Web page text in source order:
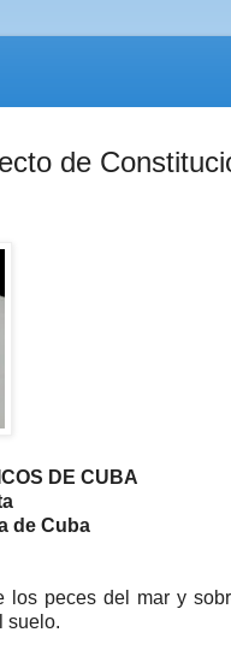
de
DE CUBA
de Cuba
los peces del mar y
suelo.